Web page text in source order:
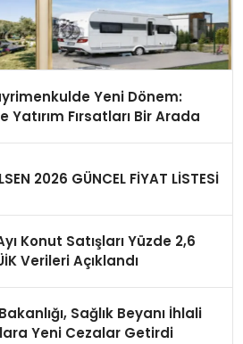
Yeni Dönem:
Fırsatları Bir Arada
2026 GÜNCEL FİYAT LİSTESİ
Konut Satışları Yüzde 2,6
Verileri Açıklandı
Sağlık Beyanı İhlali
Yeni Cezalar Getirdi